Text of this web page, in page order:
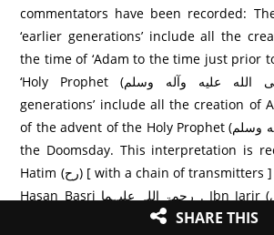
commentators have been recorded:
‘earlier generations’ include all the
the time of ‘Adam to the time just prior
‘Holy Prophet (صلى الله عليه وآله وسلم) . And ‘later
generations’ include all the creation of
of the advent of the Holy Prophet (صلى الله عليه وآله وسلم) to
the Doomsday. This interpretation is
Hatim (رح) [ with a chain of transmitters ] from Mujahid and
Hasan Basri رحمۃ اللہ علیہما . Ibn Jarir (رض) has preferred
this interpretation. ThisSHARE THIS